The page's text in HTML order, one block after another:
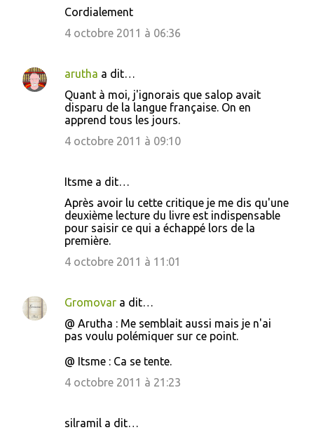
Cordialement
4 octobre 2011 à 06:36
arutha a dit…
Quant à moi, j'ignorais que salop avait
disparu de la langue française. On en
apprend tous les jours.
4 octobre 2011 à 09:10
Itsme a dit…
Après avoir lu cette critique je me dis qu'une
deuxième lecture du livre est indispensable
pour saisir ce qui a échappé lors de la
première.
4 octobre 2011 à 11:01
Gromovar a dit…
@ Arutha : Me semblait aussi mais je n'ai
pas voulu polémiquer sur ce point.
@ Itsme : Ca se tente.
4 octobre 2011 à 21:23
silramil a dit…